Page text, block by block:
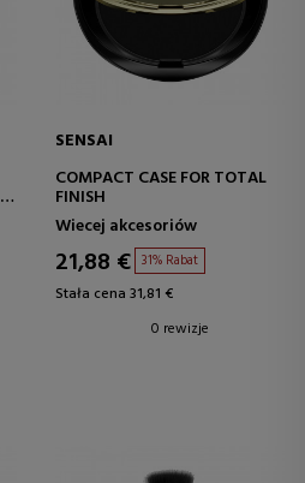
SENSAI
COMPACT CASE FOR TOTAL
FINISH
Wiecej akcesoriów
21,88 € 31% Rabat
Stała cena 31,81 €
0 rewizje